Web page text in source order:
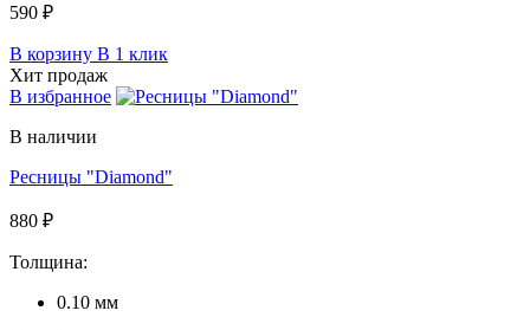
590 ₽
В корзину В 1 клик
Хит продаж
В избранное
В наличии
Ресницы "Diamond"
880 ₽
Толщина:
0.10 мм